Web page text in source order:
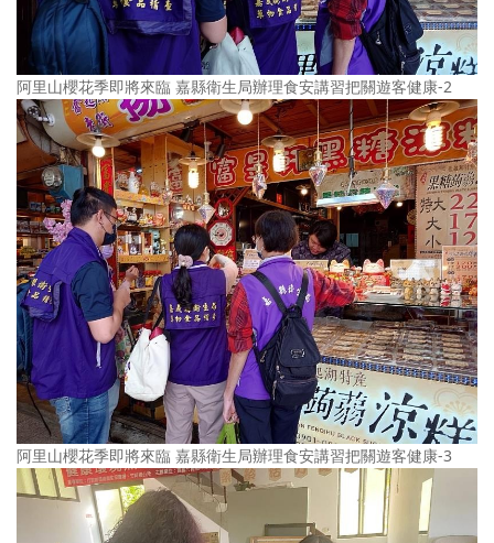
阿里山櫻花季即將來臨 嘉縣衛生局辦理食安講習把關遊客健康-2
阿里山櫻花季即將來臨 嘉縣衛生局辦理食安講習把關遊客健康-3